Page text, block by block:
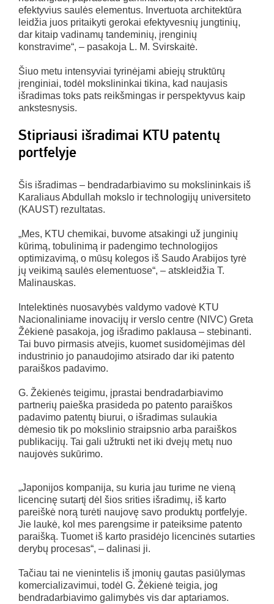
efektyvius saulės elementus. Invertuota architektūra
leidžia juos pritaikyti gerokai efektyvesnių jungtinių,
dar kitaip vadinamų tandeminių, įrenginių
konstravime“, – pasakoja L. M. Svirskaitė.
Šiuo metu intensyviai tyrinėjami abiejų struktūrų
įrenginiai, todėl mokslininkai tikina, kad naujasis
išradimas toks pats reikšmingas ir perspektyvus kaip
ankstesnysis.
Stipriausi išradimai KTU patentų
portfelyje
Šis išradimas – bendradarbiavimo su mokslininkais iš
Karaliaus Abdullah mokslo ir technologijų universiteto
(KAUST) rezultatas.
„Mes, KTU chemikai, buvome atsakingi už junginių
kūrimą, tobulinimą ir padengimo technologijos
optimizavimą, o mūsų kolegos iš Saudo Arabijos tyrė
jų veikimą saulės elementuose“, – atskleidžia T.
Malinauskas.
Intelektinės nuosavybės valdymo vadovė KTU
Nacionaliniame inovacijų ir verslo centre (NIVC) Greta
Žėkienė pasakoja, jog išradimo paklausa – stebinanti.
Tai buvo pirmasis atvejis, kuomet susidomėjimas dėl
industrinio jo panaudojimo atsirado dar iki patento
paraiškos padavimo.
G. Žėkienės teigimu, įprastai bendradarbiavimo
partnerių paieška prasideda po patento paraiškos
padavimo patentų biurui, o išradimas sulaukia
dėmesio tik po mokslinio straipsnio arba paraiškos
publikacijų. Tai gali užtrukti net iki dvejų metų nuo
naujovės sukūrimo.
„Japonijos kompanija, su kuria jau turime ne vieną
licencinę sutartį dėl šios srities išradimų, iš karto
pareiškė norą turėti naujovę savo produktų portfelyje.
Jie laukė, kol mes parengsime ir pateiksime patento
paraišką. Tuomet iš karto prasidėjo licencinės sutarties
derybų procesas“, – dalinasi ji.
Tačiau tai ne vienintelis iš įmonių gautas pasiūlymas
komercializavimui, todėl G. Žėkienė teigia, jog
bendradarbiavimo galimybės vis dar aptariamos.